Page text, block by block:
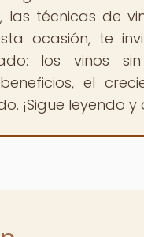
las técnicas de
ocasión, te
los vinos
el
¡Sigue leyendo